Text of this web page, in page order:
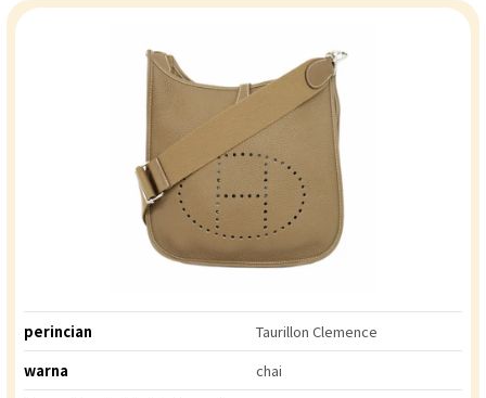
perincian
Taurillon Clemence
warna
chai